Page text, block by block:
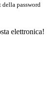
della password
elettronica!